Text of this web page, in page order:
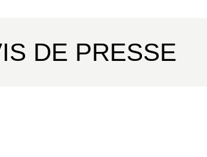
DE PRESSE